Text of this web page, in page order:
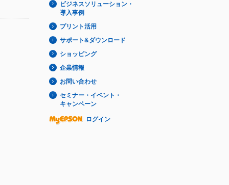
ビジネスソリューション・
導入事例
プリント活用
サポート&ダウンロード
ショッピング
企業情報
お問い合わせ
セミナー・イベント・
キャンペーン
ログイン